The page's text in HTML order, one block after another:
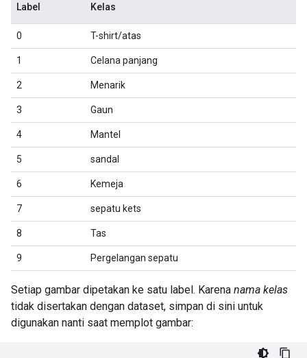
Label Kelas
0 T-shirt/atas
1 Celana panjang
2 Menarik
3 Gaun
4 Mantel
5 sandal
6 Kemeja
7 sepatu kets
8 Tas
9 Pergelangan sepatu
Setiap gambar dipetakan ke satu label. Karena nama kelas
tidak disertakan dengan dataset, simpan di sini untuk
digunakan nanti saat memplot gambar: